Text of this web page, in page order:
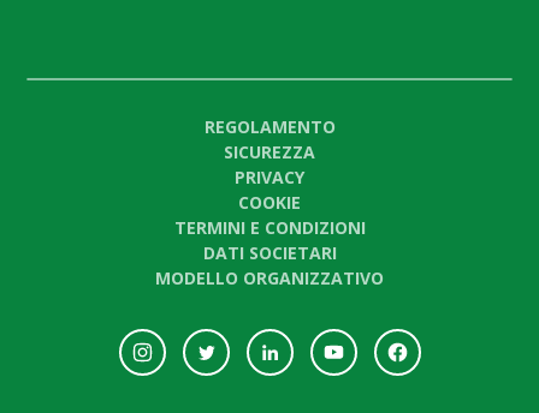
REGOLAMENTO
SICUREZZA
PRIVACY
COOKIE
TERMINI E CONDIZIONI
DATI SOCIETARI
MODELLO ORGANIZZATIVO